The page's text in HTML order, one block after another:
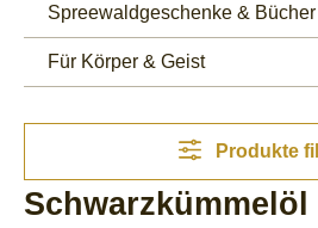
Spreewaldgeschenke & Bücher
Für Körper & Geist
Produkte
Schwarzkümmelöl